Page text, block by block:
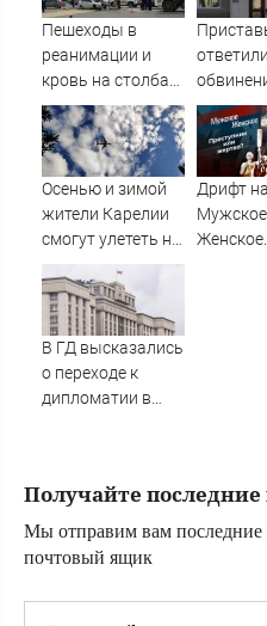
Пешеходы в
реанимации и
кровь на столбах:
всё, что известно
о жутком ДТП
возле «Голубого
огонька» — там
сбили семь
края,
отсудить
Осенью и зимой
жители Карелии
смогут улететь на
юг России
Дрифт
В ГД высказались
о переходе к
дипломатии в
Получайте
Мы отправим вам последние
почтовый ящик